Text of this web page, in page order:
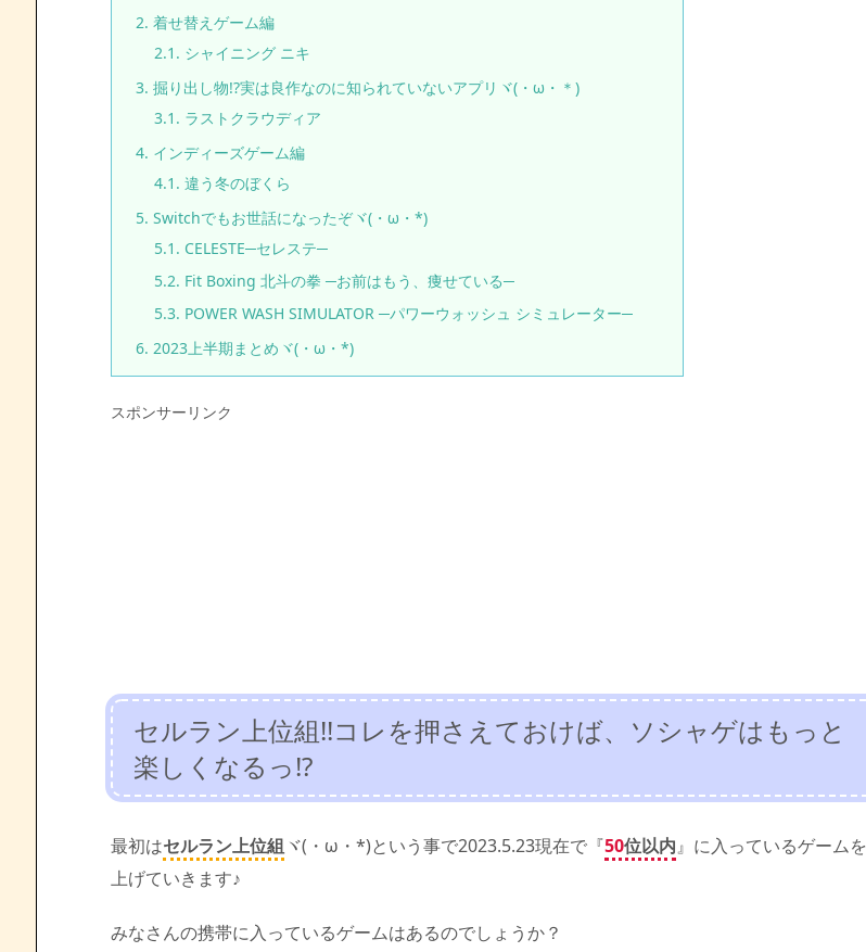
2. 着せ替えゲーム編
2.1. シャイニング ニキ
3. 掘り出し物!?実は良作なのに知られていないアプリヾ(・ω・＊)
3.1. ラストクラウディア
4. インディーズゲーム編
4.1. 違う冬のぼくら
5. Switchでもお世話になったぞヾ(・ω・*)
5.1. CELESTE─セレステ─
5.2. Fit Boxing 北斗の拳 ─お前はもう、痩せている─
5.3. POWER WASH SIMULATOR ─パワーウォッシュ シミュレーター─
6. 2023上半期まとめヾ(・ω・*)
スポンサーリンク
セルラン上位組!!コレを押さえておけば、ソシャゲはもっと
楽しくなるっ!?
最初はセルラン上位組 ヾ(・ω・*)という事で2023.5.23現在で『50位以内』に入っているゲームを
上げていきます♪
みなさんの携帯に入っているゲームはあるのでしょうか？